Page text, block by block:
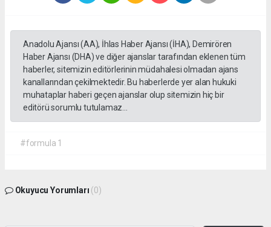
Anadolu Ajansı (AA), İhlas Haber Ajansı (İHA), Demirören
Haber Ajansı (DHA) ve diğer ajanslar tarafından eklenen tüm
haberler, sitemizin editörlerinin müdahalesi olmadan ajans
kanallarından çekilmektedir. Bu haberlerde yer alan hukuki
muhataplar haberi geçen ajanslar olup sitemizin hiç bir
editörü sorumlu tutulamaz...
#formula 1
Okuyucu Yorumları (0)